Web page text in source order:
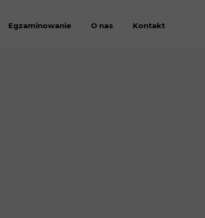
Egzaminowanie O nas Kontakt